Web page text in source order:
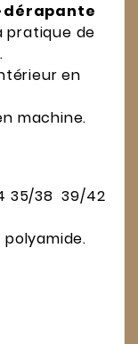
pratique de
en
machine.
35/38 39/42
polyamide.